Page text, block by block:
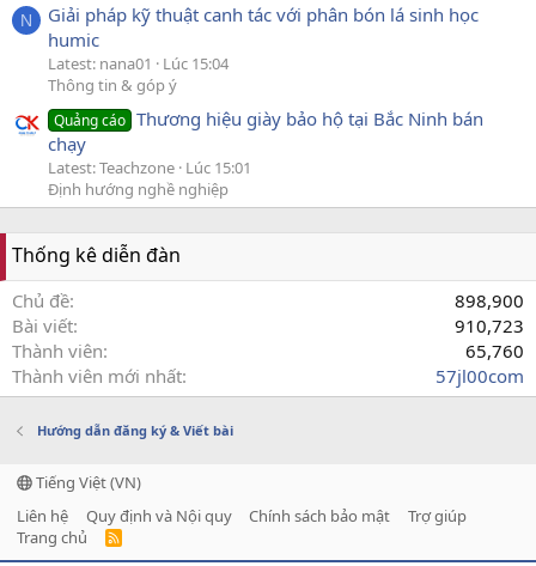
N
Giải pháp kỹ thuật canh tác với phân bón lá sinh học
humic
Latest: nana01
Lúc 15:04
Thông tin & góp ý
Quảng cáo Thương hiệu giày bảo hộ tại Bắc Ninh bán
chạy
Latest: Teachzone Lúc 15:01
Định hướng nghề nghiệp
Thống kê diễn đàn
Chủ đề
898,900
Bài viết
910,723
Thành viên
65,760
Thành viên mới nhất
57jl00com
Hướng dẫn đăng ký & Viết bài
Tiếng Việt (VN)
Liên hệ
Quy định và Nội quy Chính sách bảo mật
Trợ giúp
Trang chủ
R